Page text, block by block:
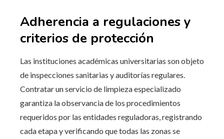
Adherencia a regulaciones y
criterios de protección
Las instituciones académicas universitarias son objeto
de inspecciones sanitarias y auditorías regulares.
Contratar un servicio de limpieza especializado
garantiza la observancia de los procedimientos
requeridos por las entidades reguladoras, registrando
cada etapa y verificando que todas las zonas se